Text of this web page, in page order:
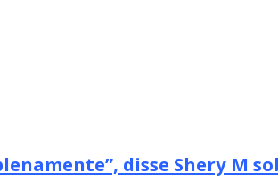
disse Shery M